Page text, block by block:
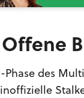
Phase des